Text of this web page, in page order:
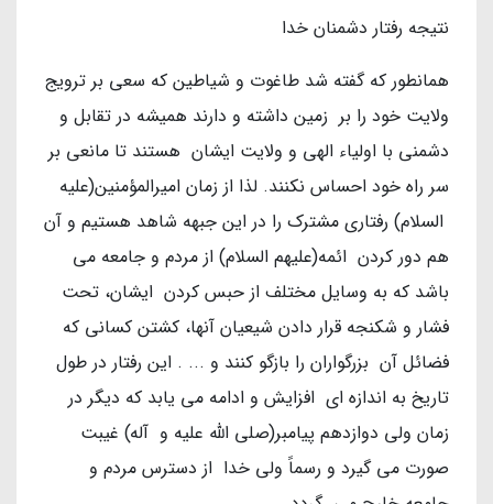
نتیجه رفتار دشمنان خدا
همانطور که گفته شد طاغوت و شیاطین که سعی بر ترویج
ولایت خود را بر زمین داشته و دارند همیشه در تقابل و
دشمنی با اولیاء الهی و ولایت ایشان هستند تا مانعی بر
سر راه خود احساس نکنند. لذا از زمان امیرالمؤمنین(علیه
السلام) رفتاری مشترک را در این جبهه شاهد هستیم و آن
هم دور کردن ائمه(علیهم السلام) از مردم و جامعه می
باشد که به وسایل مختلف از حبس کردن ایشان، تحت
فشار و شکنجه قرار دادن شیعیان آنها، کشتن کسانی که
فضائل آن بزرگواران را بازگو کنند و ... . این رفتار در طول
تاریخ به اندازه ای افزایش و ادامه می یابد که دیگر در
زمان ولی دوازدهم پیامبر(صلی الله علیه و آله) غیبت
صورت می گیرد و رسماً ولی خدا از دسترس مردم و